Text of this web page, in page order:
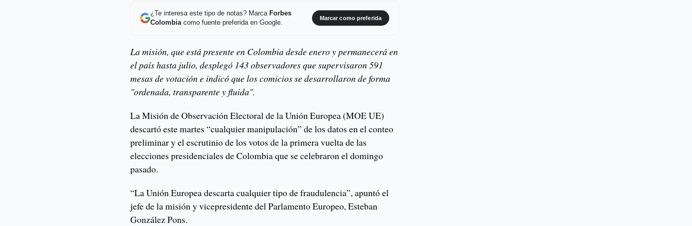
¿Te interesa este tipo de notas? Marca Forbes
Colombiacomo fuente preferida en Google.
Marcar como preferida
La misión, que está presente en Colombia desde enero y permanecerá en
el país hasta julio, desplegó 143 observadores que supervisaron 591
mesas de votación e indicó que los comicios se desarrollaron de forma
"ordenada, transparente y fluida".
La Misión de Observación Electoral de la Unión Europea (MOE UE)
descartó este martes “cualquier manipulación” de los datos en el conteo
preliminar y el escrutinio de los votos de la primera vuelta de las
elecciones presidenciales de Colombia que se celebraron el domingo
pasado.
“La Unión Europea descarta cualquier tipo de fraudulencia”, apuntó el
jefe de la misión y vicepresidente del Parlamento Europeo, Esteban
González Pons.